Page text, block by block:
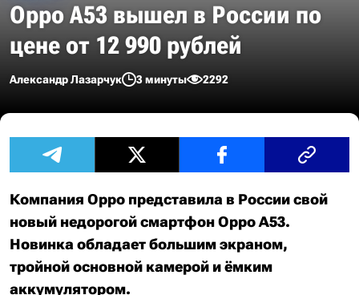
Oppo A53 вышел в России по
цене от 12 990 рублей
Александр Лазарчук 3 минуты 2292
Компания Oppo представила в России свой
новый недорогой смартфон Oppo A53.
Новинка обладает большим экраном,
тройной основной камерой и ёмким
аккумулятором.